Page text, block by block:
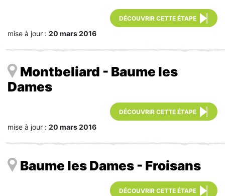
DÉCOUVRIR CETTE ÉTAPE
mise à jour : 20 mars 2016
Montbeliard - Baume les
Dames
DÉCOUVRIR CETTE ÉTAPE
mise à jour : 20 mars 2016
Baume les Dames - Froisans
DÉCOUVRIR CETTE ÉTAPE